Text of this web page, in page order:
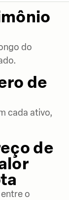
do
de
cada ativo,
de
o